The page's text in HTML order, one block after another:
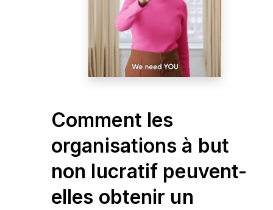
Comment les
organisations à but
non lucratif peuvent-
elles obtenir un